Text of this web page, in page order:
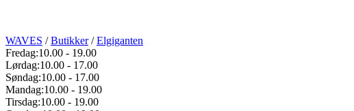
WAVES /Butikker/Elgiganten
Fredag:10.00 - 19.00
Lørdag:10.00 - 17.00
Søndag:10.00 - 17.00
Mandag:10.00 - 19.00
Tirsdag:10.00 - 19.00